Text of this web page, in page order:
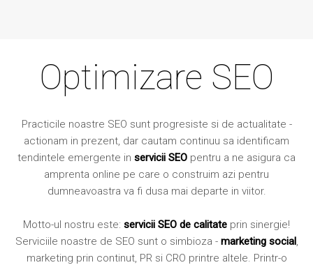
Optimizare SEO
Practicile noastre SEO sunt progresiste si de actualitate -
actionam in prezent, dar cautam continuu sa identificam
tendintele emergente in servicii SEO pentru a ne asigura ca
amprenta online pe care o construim azi pentru
dumneavoastra va fi dusa mai departe in viitor.
Motto-ul nostru este: servicii SEO de calitate prin sinergie!
Serviciile noastre de SEO sunt o simbioza - marketing social,
marketing prin continut, PR si CRO printre altele. Printr-o